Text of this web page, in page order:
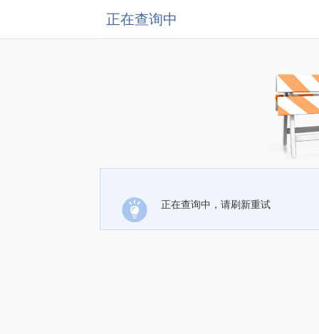
正在查询中
正在查询中，请刷新重试